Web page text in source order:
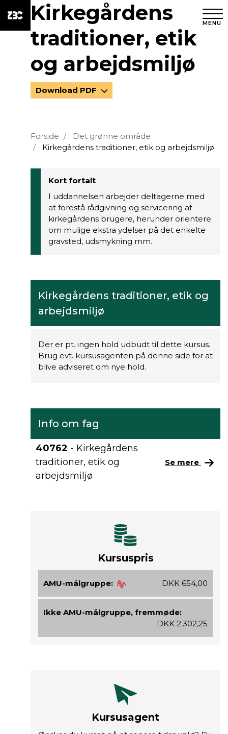
MENU
Kirkegårdens
traditioner, etik
og arbejdsmiljø
Download PDF
Forside
Det grønne område
Kirkegårdens traditioner, etik og arbejdsmiljø
Kort fortalt
I uddannelsen arbejder deltagerne med
at forestå rådgivning og servicering af
kirkegårdens brugere, herunder orientere
om mulige ekstra ydelser på det enkelte
gravsted, udsmykning mm.
Kirkegårdens traditioner, etik og
arbejdsmiljø
Der er pt. ingen hold udbudt til dette kursus.
Brug evt. kursusagenten på denne side for at
blive adviseret om nye hold.
Info om fag
40762 - Kirkegårdens
traditioner, etik og
arbejdsmiljø
Se mere
Kursuspris
AMU-målgruppe: DKK 654,00
Ikke AMU-målgruppe, fremmøde:
DKK 2.302,25
Kursusagent